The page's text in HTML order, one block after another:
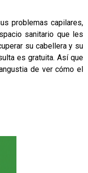
problemas capilares,
sanitario que les
su cabellera y su
es gratuita. Así que
de ver cómo el